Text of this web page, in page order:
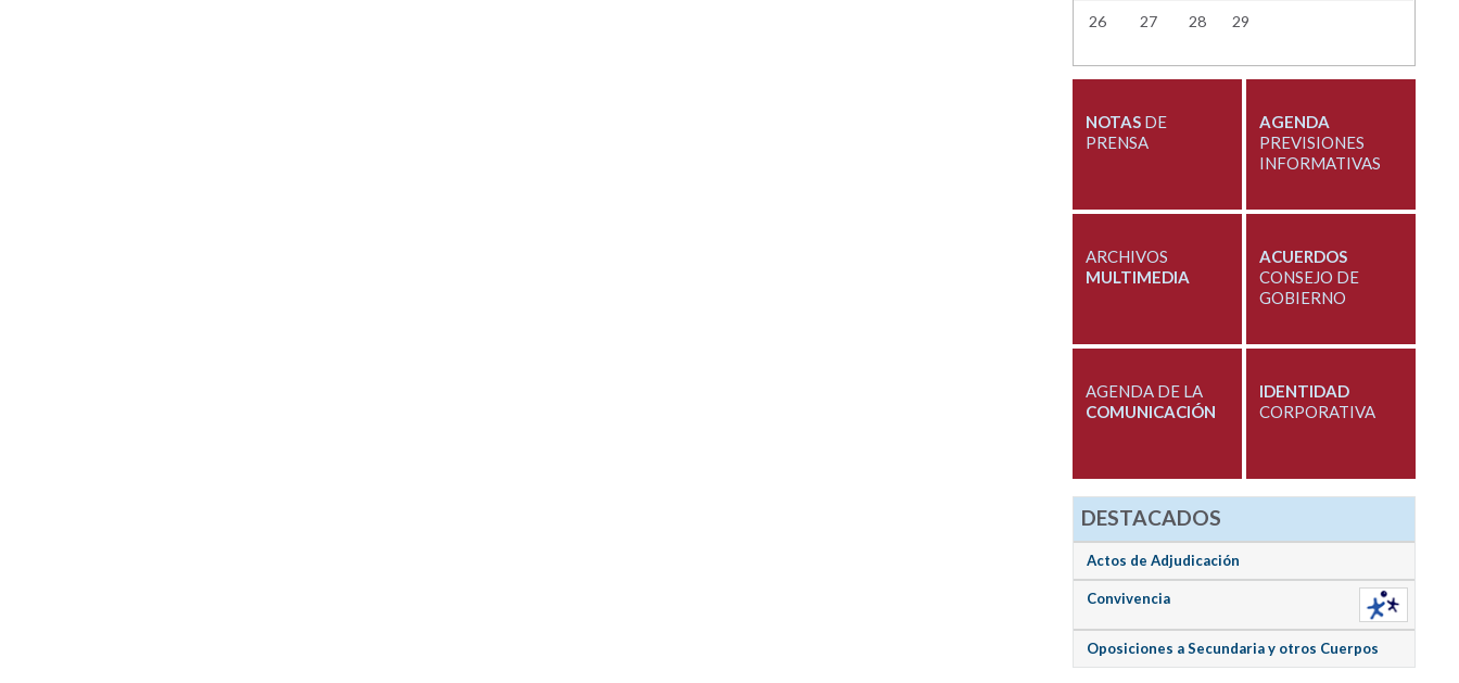
26 27 28 29
NOTASDE
PRENSA
AGENDA
PREVISIONES
INFORMATIVAS
ARCHIVOS
MULTIMEDIA
ACUERDOS
CONSEJO DE
GOBIERNO
AGENDA DE LA
COMUNICACIÓN
IDENTIDAD
CORPORATIVA
DESTACADOS
Actos de Adjudicación
Convivencia
Oposiciones a Secundaria y otros Cuerpos